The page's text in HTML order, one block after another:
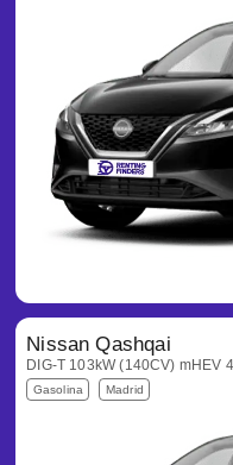
Nissan Qashqai
DIG-T 103kW (140CV) mHEV
Gasolina Madrid